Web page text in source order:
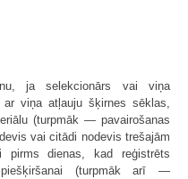
ja selekcionārs vai viņa
viņa atļauju šķirnes sēklas,
(turpmāk — pavairošanas
vai citādi nodevis trešajām
pirms dienas, kad reģistrēts
piešķiršanai (turpmāk arī —